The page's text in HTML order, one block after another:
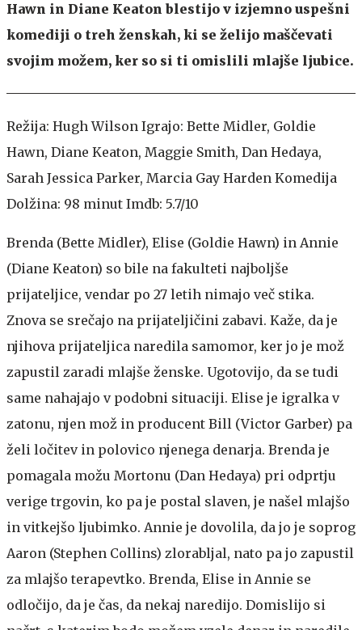
Hawn in Diane Keaton blestijo v izjemno uspešni
komediji o treh ženskah, ki se želijo maščevati
svojim možem, ker so si ti omislili mlajše ljubice.
Režija: Hugh Wilson Igrajo: Bette Midler, Goldie
Hawn, Diane Keaton, Maggie Smith, Dan Hedaya,
Sarah Jessica Parker, Marcia Gay Harden Komedija
Dolžina: 98 minut Imdb: 5.7/10
Brenda (Bette Midler), Elise (Goldie Hawn) in Annie
(Diane Keaton) so bile na fakulteti najboljše
prijateljice, vendar po 27 letih nimajo več stika.
Znova se srečajo na prijateljičini zabavi. Kaže, da je
njihova prijateljica naredila samomor, ker jo je mož
zapustil zaradi mlajše ženske. Ugotovijo, da se tudi
same nahajajo v podobni situaciji. Elise je igralka v
zatonu, njen mož in producent Bill (Victor Garber) pa
želi ločitev in polovico njenega denarja. Brenda je
pomagala možu Mortonu (Dan Hedaya) pri odprtju
verige trgovin, ko pa je postal slaven, je našel mlajšo
in vitkejšo ljubimko. Annie je dovolila, da jo je soprog
Aaron (Stephen Collins) zlorabljal, nato pa jo zapustil
za mlajšo terapevtko. Brenda, Elise in Annie se
odločijo, da je čas, da nekaj naredijo. Domislijo si